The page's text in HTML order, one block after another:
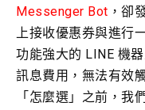
Messenger Bot ，卻
上接收優惠券與進行
功能強大的 LINE 機
訊息費用，無法有效
「怎麼選」之前，我